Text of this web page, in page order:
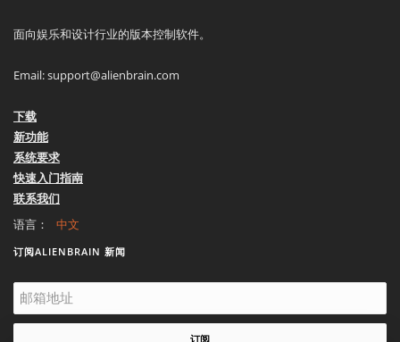
面向娱乐和设计行业的版本控制软件。
Email:support@alienbrain.com
下载
新功能
系统要求
快速入门指南
联系我们
语言：
订阅ALIENBRAIN 新闻
订阅